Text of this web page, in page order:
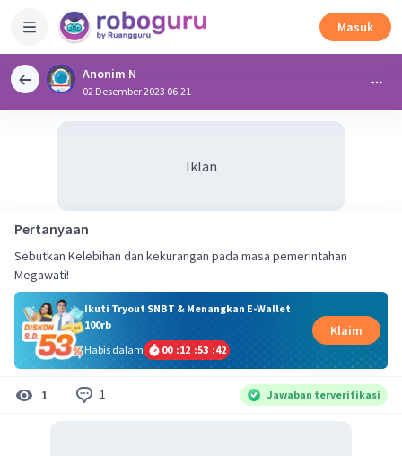
Masuk
Anonim N
02 Desember 2023 06:21
Iklan
Pertanyaan
Sebutkan Kelebihan dan kekurangan pada masa pemerintahan
Megawati!
Ikuti Tryout SNBT & Menangkan E-Wallet
100rb
Habis dalam
00 :12 :53 :42
Klaim
1 1 Jawaban terverifikasi